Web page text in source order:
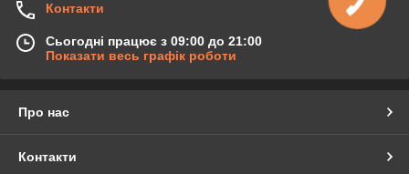
Контакти
Сьогодні працює з 09:00 до 21:00
Показати весь графік роботи
Про нас
Контакти